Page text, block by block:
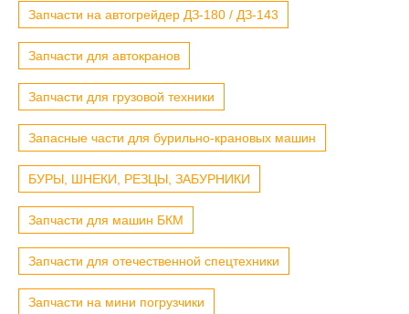
Запчасти на автогрейдер ДЗ-180 / ДЗ-143
Запчасти для автокранов
Запчасти для грузовой техники
Запасные части для бурильно-крановых машин
БУРЫ, ШНЕКИ, РЕЗЦЫ, ЗАБУРНИКИ
Запчасти для машин БКМ
Запчасти для отечественной спецтехники
Запчасти на мини погрузчики